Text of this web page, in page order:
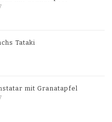
Tataki
mit Granatapfel